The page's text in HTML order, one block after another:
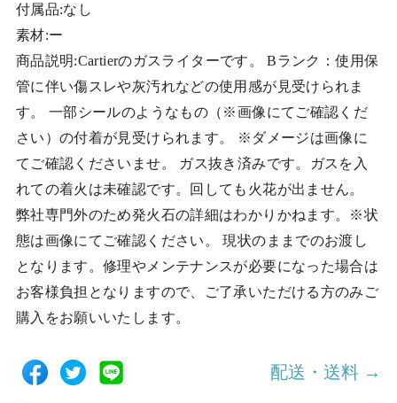
付属品:なし
素材:ー
商品説明:Cartierのガスライターです。 Bランク：使用保
管に伴い傷スレや灰汚れなどの使用感が見受けられま
す。 一部シールのようなもの（※画像にてご確認くだ
さい）の付着が見受けられます。 ※ダメージは画像に
てご確認くださいませ。 ガス抜き済みです。ガスを入
れての着火は未確認です。回しても火花が出ません。
弊社専門外のため発火石の詳細はわかりかねます。※状
態は画像にてご確認ください。 現状のままでのお渡し
となります。修理やメンテナンスが必要になった場合は
お客様負担となりますので、ご了承いただける方のみご
購入をお願いいたします。
配送・送料 →